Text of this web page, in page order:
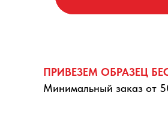
ПРИВЕЗЕМ ОБРАЗЕЦ
Минимальный заказ от